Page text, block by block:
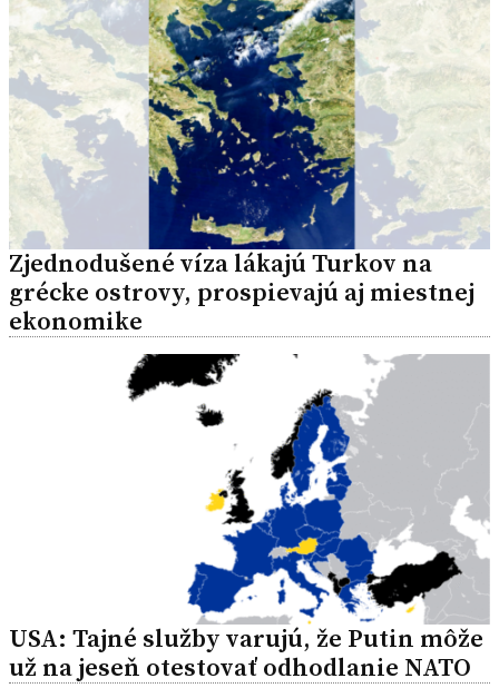
Zjednodušené víza lákajú Turkov na
grécke ostrovy, prospievajú aj miestnej
ekonomike
USA: Tajné služby varujú, že Putin môže
už na jeseň otestovať odhodlanie NATO